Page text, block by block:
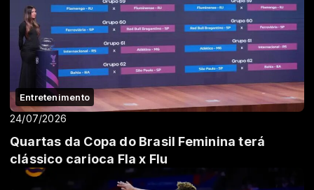
Entretenimento
24/07/2026
Quartas da Copa do Brasil Feminina terá
clássico carioca Fla x Flu